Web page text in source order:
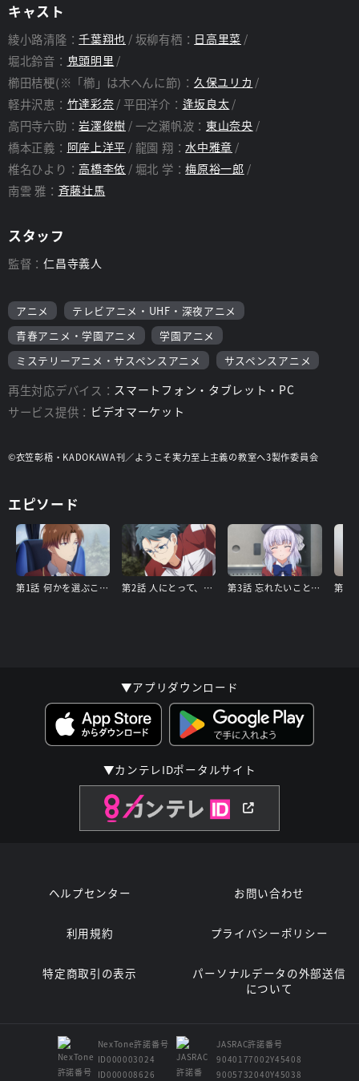
キャスト
綾小路清隆：千葉翔也 坂柳有栖： 日高里菜
堀北鈴音： 鬼頭明里
櫛田桔梗(※「櫛」は木へんに節)： 久保ユリカ
軽井沢恵： 竹達彩奈 平田洋介： 逢坂良太
高円寺六助：岩澤俊樹 一之瀬帆波： 東山奈央
橋本正義： 阿座上洋平 龍園 翔：水中雅章
椎名ひより： 高橋李依 堀北 学：梅原裕一郎
南雲 雅： 斉藤壮馬
スタッフ
監督：仁昌寺義人
アニメ
テレビアニメ・UHF・深夜アニメ
青春アニメ・学園アニメ
学園アニメ
ミステリーアニメ・サスペンスアニメ
サスペンスアニメ
再生対応デバイス： スマートフォン・タブレット・PC
サービス提供： ビデオマーケット
©衣笠彰梧・KADOKAWA刊／ようこそ実力至上主義の教室へ3製作委員会
エピソード
第1話 何かを選ぶことこそが、成長の最大の糧となる。 第2話 人にとって、他の人間は獰猛な狼のようなものだ。 第3話 忘れたいことほど、忘れることはできない。
▼アプリダウンロード
▼カンテレIDポータルサイト
ヘルプセンター お問い合わせ
利用規約 プライバシーポリシー
特定商取引の表示
パーソナルデータの外部送信
について
NexTone許諾番号
ID000003024
ID000008626
JASRAC許諾番号
9040177002Y45408
9005732040Y45038